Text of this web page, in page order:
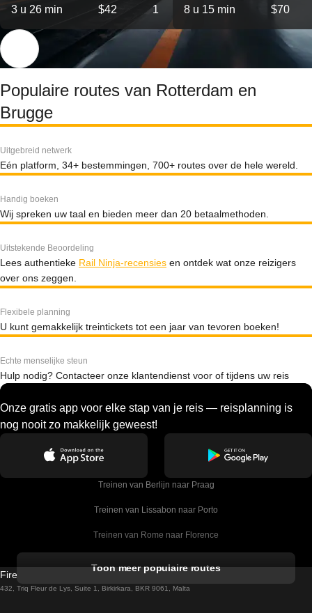
3 u 26 min $42 1 8 u 15 min $70
Populaire routes van Rotterdam en
Brugge
Uitgebreid netwerk
Eén platform, 34+ bestemmingen, 700+ routes over de hele wereld.
Handig boeken
Wij spreken uw taal en bieden meer dan 20 betaalmethoden.
Uitstekende Beoordeling
Lees authentieke Rail Ninja-recensies en ontdek wat onze reizigers
over ons zeggen.
Flexibele planning
U kunt gemakkelijk treintickets tot een jaar van tevoren boeken!
Echte menselijke steun
Hulp nodig? Contacteer onze klantendienst voor of tijdens uw reis
Onze gratis app voor elke stap van je reis — reisplanning is
nog nooit zo makkelijk geweest!
Treinen van Berlijn naar Praag
Treinen van Lissabon naar Porto
Treinen van Rome naar Florence
Treinen van Sevilla naar Barcelona
Toon meer populaire routes
Firebird GT Limited (OC 1451)
432, Triq Fleur de Lys, Suite 1, Birkirkara, BKR 9061, Malta